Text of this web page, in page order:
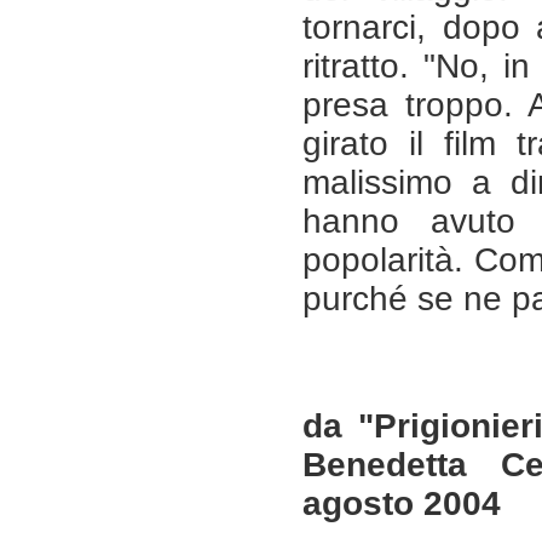
tornarci, dopo
ritratto. "No,
presa troppo.
girato il film
malissimo a
hanno
popolarità.
purché se ne
da
Benedetta
agosto 2004